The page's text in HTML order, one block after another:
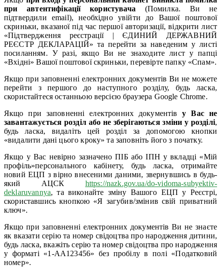
при автентифікації користувача (Помилка. Ви не
підтвердили email), необхідно увійти до Вашої поштової
скриньки, вказаної під час першої авторизації, відкрити лист
«Підтвердження реєстрації | ЄДИНИЙ ДЕРЖАВНИЙ
РЕЄСТР ДЕКЛАРАЦІЙ» та перейти за наведеним у листі
посиланням. У разі, якщо Ви не знаходите лист у папці
«Вхідні» Вашої поштової скриньки, перевірте папку «Спам».
Якщо при заповненні електронних документів Ви не можете
перейти з першого до наступного розділу, будь ласка,
скористайтеся останньою версією браузера Google Chrome.
Якщо при заповненні електронних документіву Вас не
завантажується розділ або не зберігаються зміни у розділі,
будь ласка, видаліть цей розділ за допомогою кнопки
«видалити дані цього кроку» та заповніть його з початку.
Якщо у Вас невірно зазначено ПІБ або ІПН у вкладці «Мій
профіль»персонального кабінету, будь ласка, отримайте
новий ЕЦП з вірно внесеними даними, звернувшись в будь-
який АЦСК https://nazk.gov.ua/do-vidoma-subyektiv-
deklaruvannya, та виконайте зміну Вашого ЕЦП у Реєстрі,
скориставшись кнопкою «Я загубив/змінив свій приватний
ключ».
Якщо при заповненні електронних документів Ви не знаєте
як вказати серію та номер свідоцтва про народження дитини,
будь ласка, вкажіть серію та номер свідоцтва про народження
у форматі «1-АА123456» без пробілу в полі «Податковий
номер».